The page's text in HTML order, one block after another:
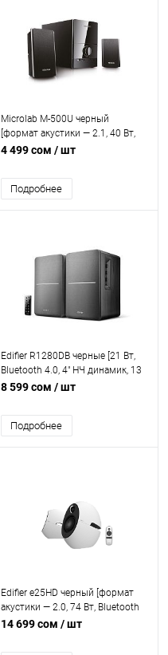
Microlab M-500U черный
[формат акустики — 2.1, 40 Вт,
питание — сеть 220 В, USB, SD,
4 499 сом / шт
Подробнее
Edifier R1280DB черные [21 Вт,
Bluetooth 4.0, 4" НЧ динамик, 13
мм ВЧ динамик, 40 Гц - 20 кГц,
вход, USB-порт, Регулятор
громкости и баса сбоку]
8 599 сом / шт
Подробнее
Edifier e25HD черный [формат
акустики — 2.0, 74 Вт, Bluetooth
4.0, питание — сеть 220 В,
14 699 сом / шт